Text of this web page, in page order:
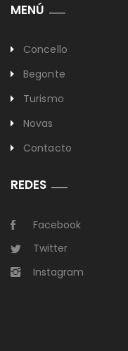
MENÚ
Concello
Begonte
Turismo
Novas
Contacto
REDES
Facebook
Twitter
Instagram